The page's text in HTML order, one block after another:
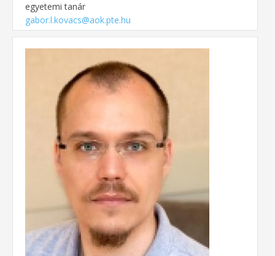
egyetemi tanár
gabor.l.kovacs@aok.pte.hu